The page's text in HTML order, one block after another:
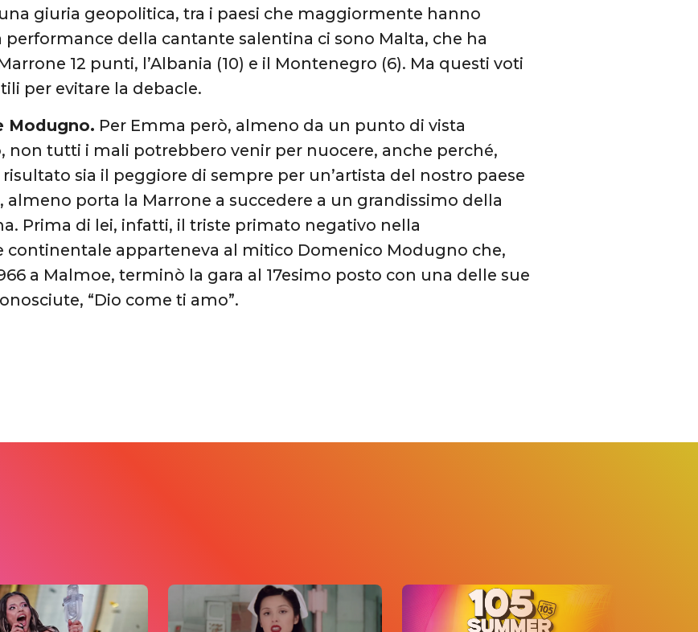
giuria geopolitica, tra i paesi che maggiormente hanno
performance della cantante salentina ci sono Malta, che ha
12 punti, l’Albania (10) e il Montenegro (6). Ma questi voti
per evitare la debacle.
Modugno. Per Emma però, almeno da un punto di vista
non tutti i mali potrebbero venir per nuocere, anche perché,
sia il peggiore di sempre per un’artista del nostro paese
almeno porta la Marrone a succedere a un grandissimo della
Prima di lei, infatti, il triste primato negativo nella
continentale apparteneva al mitico Domenico Modugno che,
a Malmoe, terminò la gara al 17esimo posto con una delle sue
“Dio come ti amo”.